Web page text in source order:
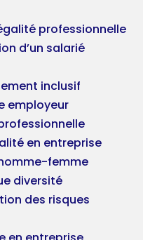
professionnelle
d’un salarié
inclusif
employeur
en entreprise
femme
diversité
des risques